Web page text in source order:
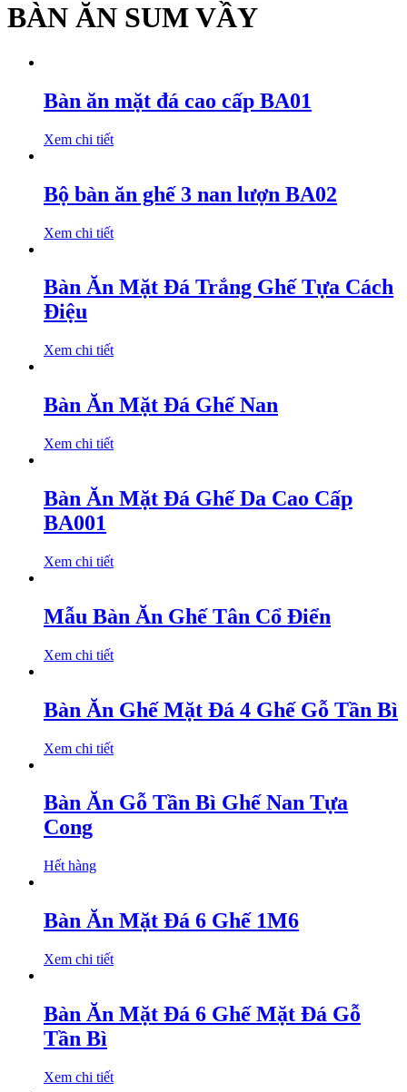
BÀN ĂN SUM VẦY
Bàn ăn mặt đá cao cấp BA01
Xem chi tiết
Bộ bàn ăn ghế 3 nan lượn BA02
Xem chi tiết
Bàn Ăn Mặt Đá Trắng Ghế Tựa Cách
Điệu
Xem chi tiết
Bàn Ăn Mặt Đá Ghế Nan
Xem chi tiết
Bàn Ăn Mặt Đá Ghế Da Cao Cấp
BA001
Xem chi tiết
Mẫu Bàn Ăn Ghế Tân Cổ Điển
Xem chi tiết
Bàn Ăn Ghế Mặt Đá 4 Ghế Gỗ Tần Bì
Xem chi tiết
Bàn Ăn Gỗ Tần Bì Ghế Nan Tựa
Cong
Hết hàng
Bàn Ăn Mặt Đá 6 Ghế 1M6
Xem chi tiết
Bàn Ăn Mặt Đá 6 Ghế Mặt Đá Gỗ
Tần Bì
Xem chi tiết